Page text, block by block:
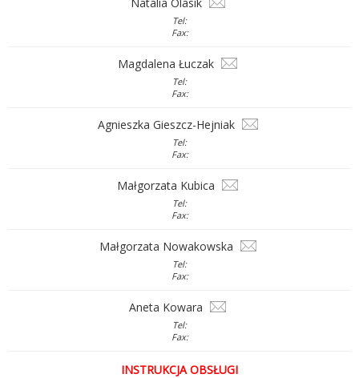
Tel:
Fax:
Magdalena Łuczak
Tel:
Fax:
Agnieszka Gieszcz-Hejniak
Tel:
Fax:
Małgorzata Kubica
Tel:
Fax:
Małgorzata Nowakowska
Tel:
Fax:
Aneta Kowara
Tel:
Fax:
INSTRUKCJA OBSŁUGI